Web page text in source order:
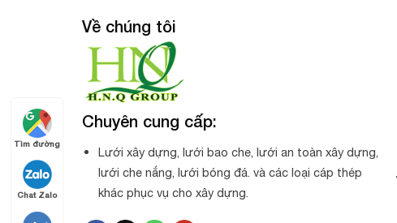
Về chúng tôi
Chuyên cung cấp:
Lưới xây dựng, lưới bao che, lưới an toàn xây dựng,
lưới che nắng, lưới bóng đá. và các loại cáp thép
khác phục vụ cho xây dựng.
Tìm đường
Chat Zalo